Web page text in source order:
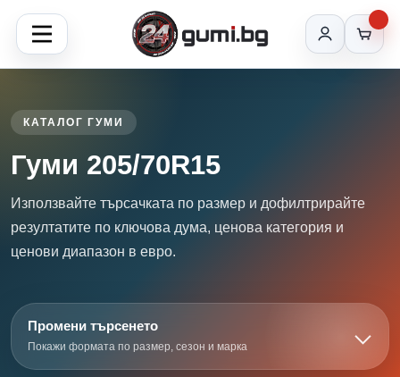
КАТАЛОГ ГУМИ
Гуми 205/70R15
Използвайте търсачката по размер и дофилтрирайте
резултатите по ключова дума, ценова категория и
ценови диапазон в евро.
Промени търсенето
Покажи формата по размер, сезон и марка